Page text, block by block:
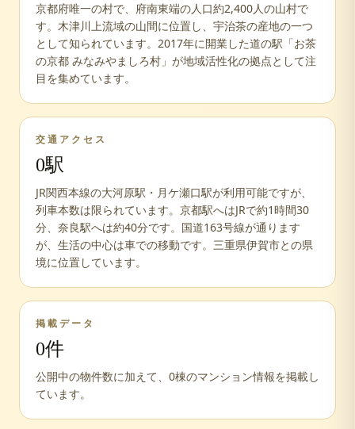
京都府唯一の村で、府南東端の人口約2,400人の山村で
す。木津川上流域の山間に位置し、宇治茶の産地の一つ
として知られています。2017年に開業した道の駅「お茶
の京都 みなみやましろ村」が地域活性化の拠点として注
目を集めています。
交通アクセス
0駅
JR関西本線の大河原駅・月ケ瀬口駅が利用可能ですが、
列車本数は限られています。京都駅へはJRで約1時間30
分、奈良駅へは約40分です。国道163号線が通ります
が、生活の中心は車での移動です。三重県伊賀市との県
境に位置しています。
掲載データ
0件
公開中の物件数に加えて、 0棟のマンション情報を掲載し
ています。